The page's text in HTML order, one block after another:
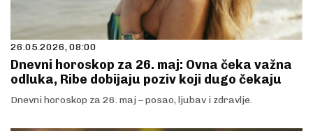
26.05.2026, 08:00
Dnevni horoskop za 26. maj: Ovna čeka važna
odluka, Ribe dobijaju poziv koji dugo čekaju
Dnevni horoskop za 26. maj – posao, ljubav i zdravlje.